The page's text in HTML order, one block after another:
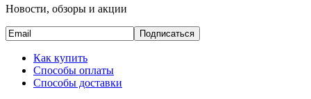
Новости, обзоры и акции
Подписаться
Как купить
Способы оплаты
Способы доставки